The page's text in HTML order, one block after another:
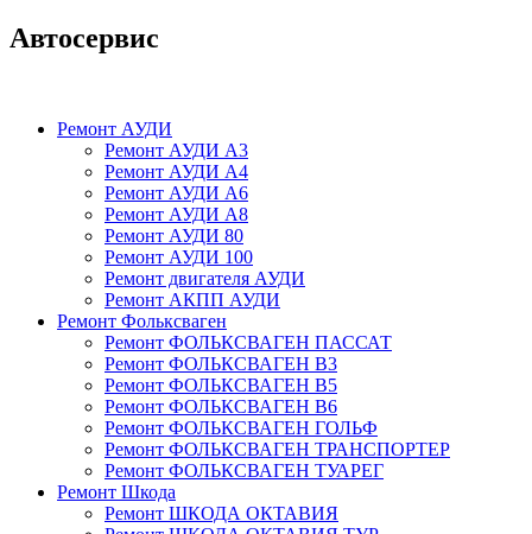
Автосервис
Ремонт АУДИ
Ремонт АУДИ А3
Ремонт АУДИ А4
Ремонт АУДИ А6
Ремонт АУДИ А8
Ремонт АУДИ 80
Ремонт АУДИ 100
Ремонт двигателя АУДИ
Ремонт АКПП АУДИ
Ремонт Фольксваген
Ремонт ФОЛЬКСВАГЕН ПАССАТ
Ремонт ФОЛЬКСВАГЕН В3
Ремонт ФОЛЬКСВАГЕН В5
Ремонт ФОЛЬКСВАГЕН В6
Ремонт ФОЛЬКСВАГЕН ГОЛЬФ
Ремонт ФОЛЬКСВАГЕН ТРАНСПОРТЕР
Ремонт ФОЛЬКСВАГЕН ТУАРЕГ
Ремонт Шкода
Ремонт ШКОДА ОКТАВИЯ